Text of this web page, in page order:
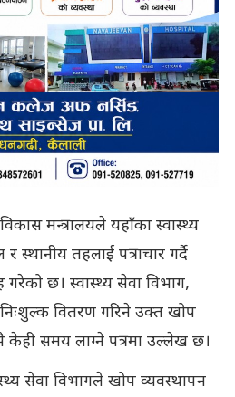
मन्त्रालयले यहाँका स्वास्थ्य
स्थानीय तहलाई पत्राचार गर्दै
छ। स्वास्थ्य सेवा विभाग,
वितरण गरिने उक्त खोप
समय लाग्ने पत्रमा उल्लेख छ।
सेवा विभागले खोप व्यवस्थापन